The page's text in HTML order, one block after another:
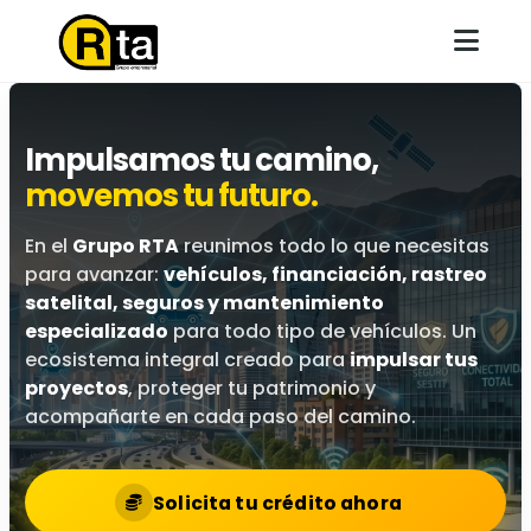
Catálogo
Servicios
Contacto
Radio Taxi Autolagos
Trabaja con nosotros
Impulsamos tu camino,
movemos tu futuro.
En el Grupo RTAreunimos todo lo que necesitas
para avanzar: vehículos, financiación, rastreo
satelital, seguros y mantenimiento
especializadopara todo tipo de vehículos. Un
ecosistema integral creado paraimpulsar tus
proyectos, proteger tu patrimonio y
acompañarte en cada paso del camino.
Solicita tu crédito ahora